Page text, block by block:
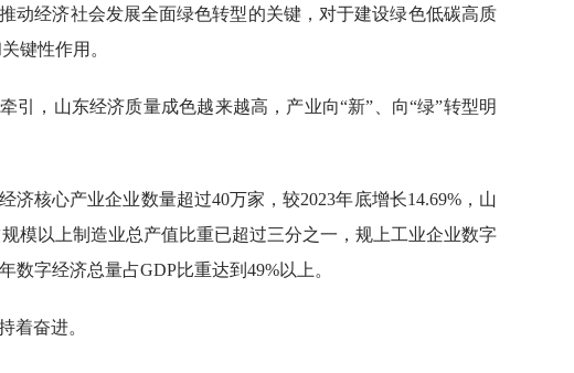
动经济社会发展全面绿色转型的关键，对于建设绿色低碳高质
键性作用。
引，山东经济质量成色越来越高，产业向“新”、向“绿”转型明
济核心产业企业数量超过40万家，较2023年底增长14.69%，山
模以上制造业总产值比重已超过三分之一，规上工业企业数字
数字经济总量占GDP比重达到49%以上。
着奋进。